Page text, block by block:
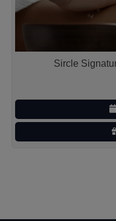
Sircle